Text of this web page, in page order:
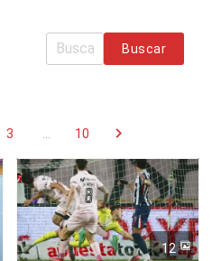
Buscar
3 10 chevron_right
12